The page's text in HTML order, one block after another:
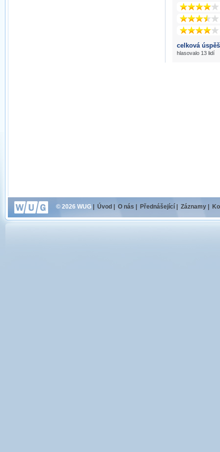
celková
hlasovalo 13 lidí
© 2026 WUG Úvod O nás Přednášející Záznamy